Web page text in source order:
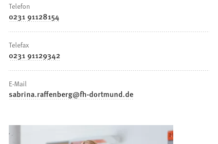
Telefon
0231 91128154
Telefax
0231 91129342
E-Mail
sabrina.raffenberg fh-dortmund de